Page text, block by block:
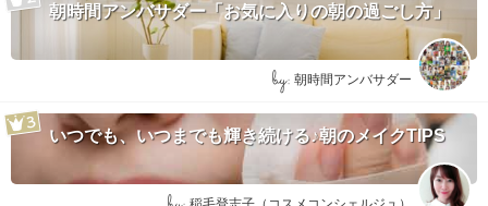
朝時間アンバサダー「お気に入りの朝の過ごし方」
by: 朝時間アンバサダー
いつでも、いつまでも輝き続ける♪朝のメイクTIPS